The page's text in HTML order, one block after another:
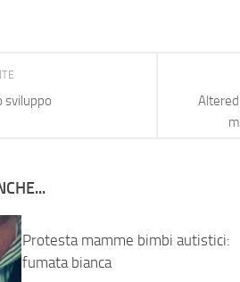
sviluppo
Protesta mamme bimbi autistici:
fumata bianca